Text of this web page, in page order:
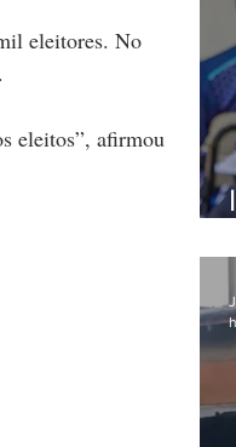
eleitores. No
eleitos”, afirmou